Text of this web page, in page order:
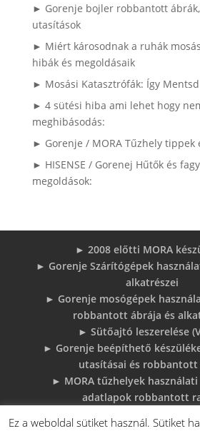
► Gorenje bojler robbantott
utasítások
► Miért károsodnak a ruhák
hibák és megoldásaik
► Mosási Katasztrófák: Így
► 4 sütési hiba ami lehet hogy
meghibásodás:
► Gorenje / MORA Tűzhely tippek
► HISENSE / Gorenej Hűtők és
megoldások:
► 2008 előtti MORA
► Gorenje Szárítógépek
alkatrészei
► Gorenje mosógépek
robbantott ábrája és
► Sütőajtó leszerelése
► Gorenje beépíthető
utasításai és robbantott
► MORA tűzhelyek
adatlapok robbantott
megoldások
Ez a weboldal sütiket használ. Sütiket